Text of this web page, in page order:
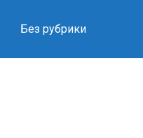
Без рубрики